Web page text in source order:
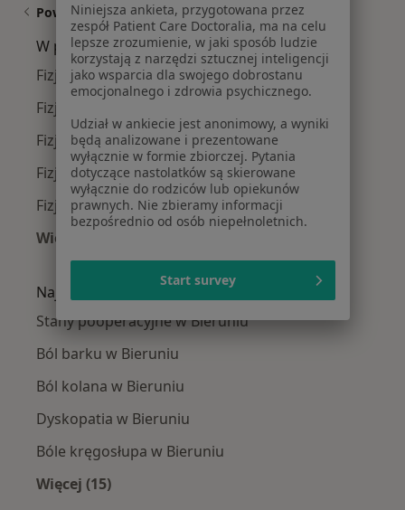
Powiązane wyszukiwania
W pobliżu Bierunia
Fizjoterapeuci w Katowicach
Fizjoterapeuci w Gliwicach
Fizjoterapeuci w Bielsku-Białej
Fizjoterapeuci w Sosnowcu
Fizjoterapeuci w Chorzowie
Więcej (14)
Więcej w kategorii: W pobliżu Bierunia
Najczęście leczone choroby
Stany pooperacyjne w Bieruniu
Ból barku w Bieruniu
Ból kolana w Bieruniu
Dyskopatia w Bieruniu
Bóle kręgosłupa w Bieruniu
Więcej (15)
Niniejsza ankieta, przygotowana przez
zespół Patient Care Doctoralia, ma na celu
lepsze zrozumienie, w jaki sposób ludzie
korzystają z narzędzi sztucznej inteligencji
jako wsparcia dla swojego dobrostanu
emocjonalnego i zdrowia psychicznego.
Udział w ankiecie jest anonimowy, a wyniki
będą analizowane i prezentowane
wyłącznie w formie zbiorczej. Pytania
dotyczące nastolatków są skierowane
wyłącznie do rodziców lub opiekunów
prawnych. Nie zbieramy informacji
bezpośrednio od osób niepełnoletnich.
Start survey